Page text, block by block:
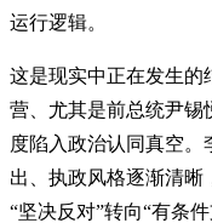
运行逻辑。
这是现实中正在发生的
营、尤其是前总统尹锡
度陷入政治认同真空
出、执政风格逐渐清晰
“坚决反对”转向“有条